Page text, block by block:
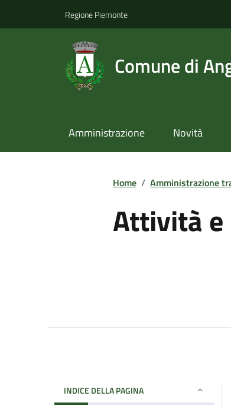
Regione Piemonte
Comune di
Amministrazione Novità
Home / Amministrazione
Attività
INDICE DELLA PAGINA